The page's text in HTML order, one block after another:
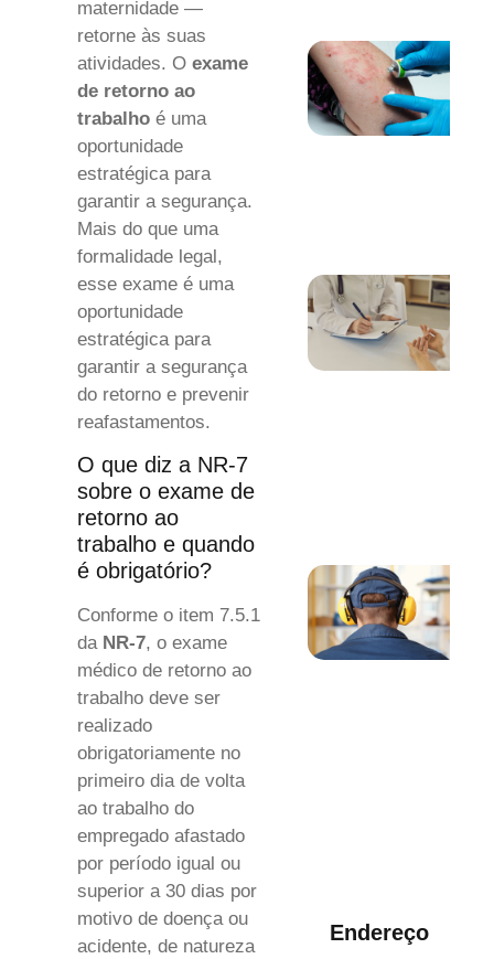
maternidade —
retorne às suas
atividades. O exame
de retorno ao
trabalho é uma
oportunidade
estratégica para
garantir a segurança.
Mais do que uma
formalidade legal,
esse exame é uma
oportunidade
estratégica para
garantir a segurança
do retorno e prevenir
reafastamentos.
O que diz a NR-7
sobre o exame de
retorno ao
trabalho e quando
é obrigatório?
Conforme o item 7.5.1
da NR-7, o exame
médico de retorno ao
trabalho deve ser
realizado
obrigatoriamente no
primeiro dia de volta
ao trabalho do
empregado afastado
por período igual ou
superior a 30 dias por
motivo de doença ou
acidente, de natureza
Endereço